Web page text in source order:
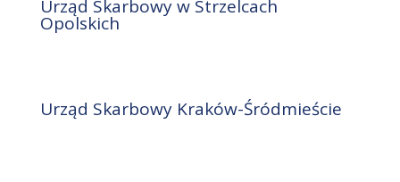
Urząd Skarbowy w Strzelcach
Opolskich
Urząd Skarbowy Kraków-Śródmieście